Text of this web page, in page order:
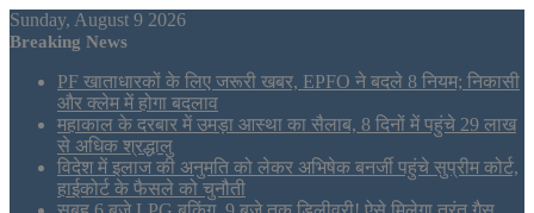
Sunday, August 9 2026
Breaking News
PF खाताधारकों के लिए जरूरी खबर, EPFO ने बदले 8 नियम; निकासी
और क्लेम में होगा बदलाव
महाकाल के दरबार में उमड़ा आस्था का सैलाब, 8 दिनों में पहुंचे 29 लाख
से अधिक श्रद्धालु
विदेश में इलाज की अनुमति को लेकर अभिषेक बनर्जी पहुंचे सुप्रीम कोर्ट,
हाईकोर्ट के फैसले को चुनौती